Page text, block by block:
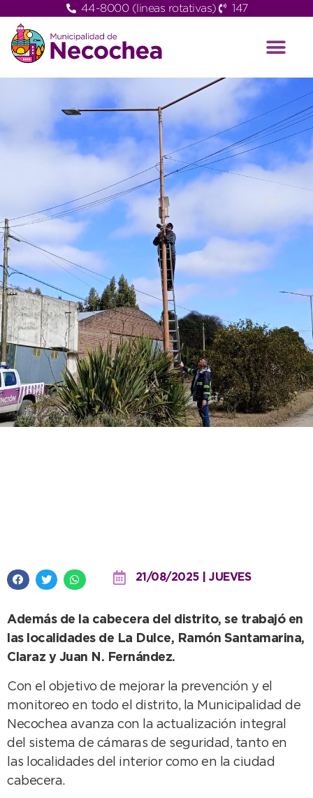
44-8000 (lineas rotativas) 147
21/08/2025 | JUEVES
Además de la cabecera del distrito, se trabajó en
las localidades de La Dulce, Ramón Santamarina,
Claraz y Juan N. Fernández.
Con el objetivo de mejorar la prevención y el
monitoreo en todo el distrito, la Municipalidad de
Necochea avanza con la actualización integral
del sistema de cámaras de seguridad, tanto en
las localidades del interior como en la ciudad
cabecera.